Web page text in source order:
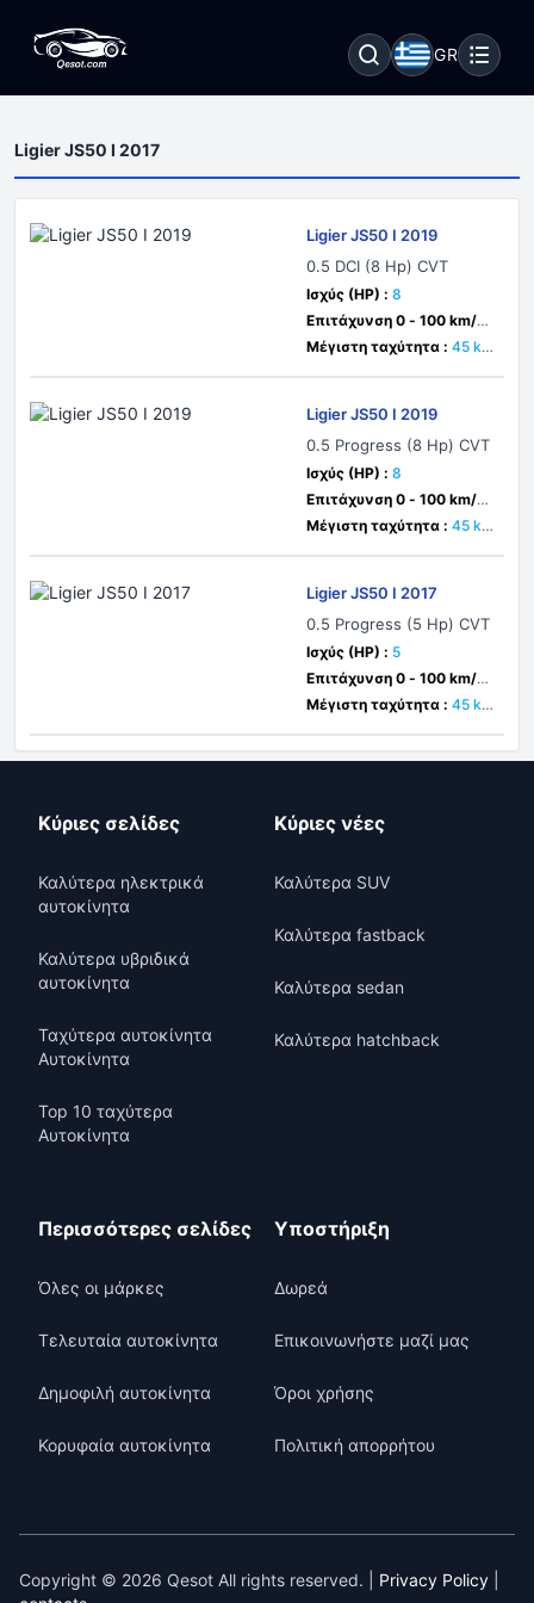
GR
Ligier JS50 I 2017
Ligier JS50 I 2019
0.5 DCI (8 Hp) CVT
Ισχύς (HP) : 8
Επιτάχυνση 0 - 100 km/h :
δευτ.
Μέγιστη ταχύτητα : 45 k
Ligier JS50 I 2019
0.5 Progress (8 Hp) CVT
Ισχύς (HP) : 8
Επιτάχυνση 0 - 100 km/h :
δευτ.
Μέγιστη ταχύτητα : 45 k
Ligier JS50 I 2017
0.5 Progress (5 Hp) CVT
Ισχύς (HP) : 5
Επιτάχυνση 0 - 100 km/h :
δευτ.
Μέγιστη ταχύτητα : 45 k
Κύριες σελίδες
Καλύτερα ηλεκτρικά
αυτοκίνητα
Καλύτερα υβριδικά
αυτοκίνητα
Ταχύτερα αυτοκίνητα
Αυτοκίνητα
Top 10 ταχύτερα
Αυτοκίνητα
Κύριες νέες
Καλύτερα SUV
Καλύτερα fastback
Καλύτερα sedan
Καλύτερα hatchback
Περισσότερες σελίδες
Όλες οι μάρκες
Τελευταία αυτοκίνητα
Δημοφιλή αυτοκίνητα
Κορυφαία αυτοκίνητα
Υποστήριξη
Δωρεά
Επικοινωνήστε μαζί μας
Όροι χρήσης
Πολιτική απορρήτου
Copyright © 2026 Qesot All rights reserved. | Privacy Policy